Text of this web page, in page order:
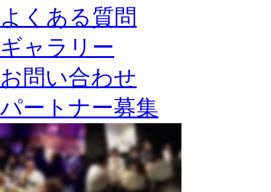
よくある質問
ギャラリー
お問い合わせ
パートナー募集